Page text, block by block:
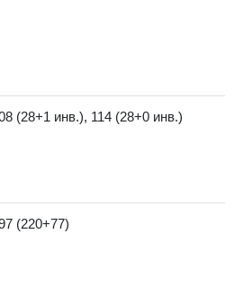
(28+1 инв.), 114 (28+0 инв.)
(220+77)